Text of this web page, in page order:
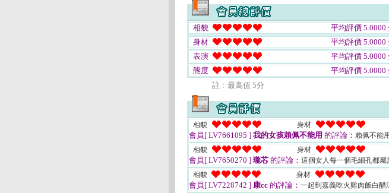
相貌
平均評價 5.0000
身材
平均評價 5.0000
表演
平均評價 5.0000
態度
平均評價 5.0000
註﹕最高值 5分
相貌 身材
會員[ LV7661095 ] 我的女孩賴佩不能用 的評論： 賴佩不能
相貌 身材
會員[ LV7650270 ] 瓏芯 的評論： 這個女人每一個毛細孔都屬
相貌 身材
會員[ LV7228742 ] 康cc 的評論： 一起到嘉義吃火雞肉飯白醋